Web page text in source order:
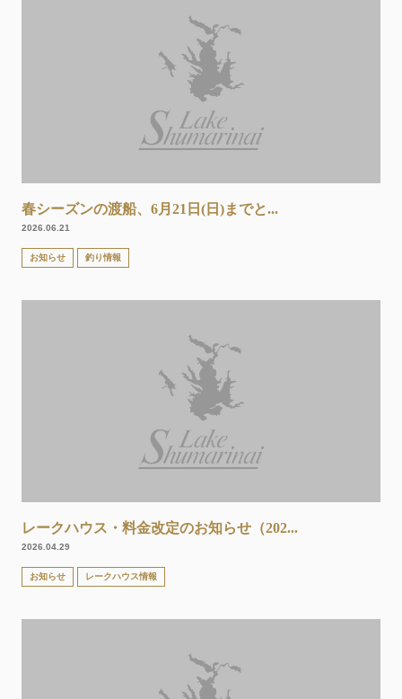
春シーズンの渡船、6月21日(日)までと...
2026.06.21
お知らせ 釣り情報
レークハウス・料金改定のお知らせ（202...
2026.04.29
お知らせ レークハウス情報